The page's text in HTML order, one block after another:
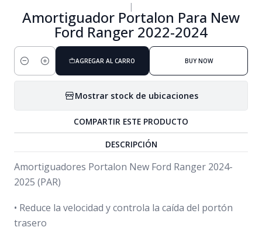
|
Amortiguador Portalon Para New
Ford Ranger 2022-2024
Cantidad
AGREGAR AL CARRO BUY NOW
Mostrar stock de ubicaciones
COMPARTIR ESTE PRODUCTO
DESCRIPCIÓN
Amortiguadores Portalon New Ford Ranger 2024-
2025 (PAR)
• Reduce la velocidad y controla la caída del portón
trasero